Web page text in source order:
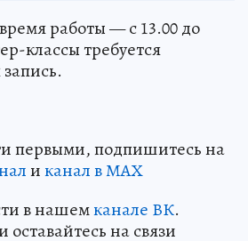
работы — с 13.00 до
классы требуется
первыми, подпишитесь на
иканал в МАХ
в нашемканале ВК.
на связи